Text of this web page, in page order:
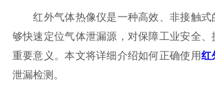
红外气体热像仪是一种高效、非接触式
够快速定位气体泄漏源，对保障工业安全
重要意义。本文将详细介绍如何正确使用红
泄漏检测。